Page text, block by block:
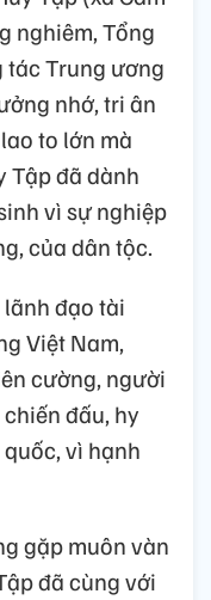
nghiêm, Tổng
tác Trung ương
nhớ, tri ân
to lớn mà
Tập đã dành
vì sự nghiệp
của dân tộc.
đạo tài
Việt Nam,
cường, người
đấu, hy
vì hạnh
gặp muôn vàn
đã cùng với